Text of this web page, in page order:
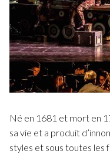
Fuoco Obbligato
Fuoco Jazz
Archives
CDs
Vidéos
Galerie
Presse
Actions
Nous soutenir
Contact
EN
Né en 1681 et mort en
sa vie et a produit
styles et sous toutes les